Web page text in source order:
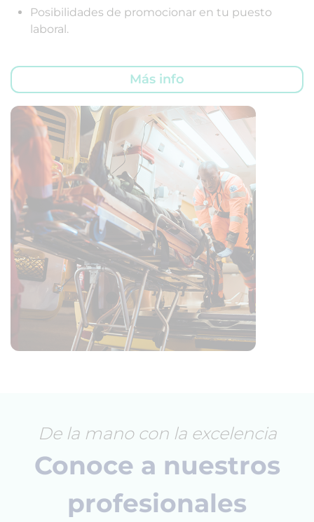
Posibilidades de promocionar en tu puesto
laboral.
Más info
De la mano con la excelencia
Conoce a nuestros
profesionales